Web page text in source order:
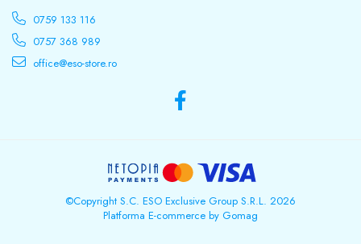
0759 133 116
0757 368 989
office@eso-store.ro
©Copyright S.C. ESO Exclusive Group S.R.L. 2026
Platforma E-commerce by Gomag